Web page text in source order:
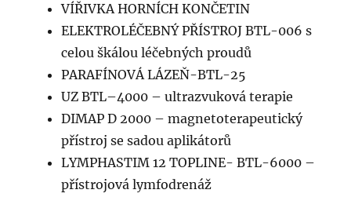
VÍŘIVKA HORNÍCH KONČETIN
ELEKTROLÉČEBNÝ PŘÍSTROJ BTL-006 s
celou škálou léčebných proudů
PARAFÍNOVÁ LÁZEŇ-BTL-25
UZ BTL–4000 – ultrazvuková terapie
DIMAP D 2000 – magnetoterapeutický
přístroj se sadou aplikátorů
LYMPHASTIM 12 TOPLINE- BTL-6000 –
přístrojová lymfodrenáž